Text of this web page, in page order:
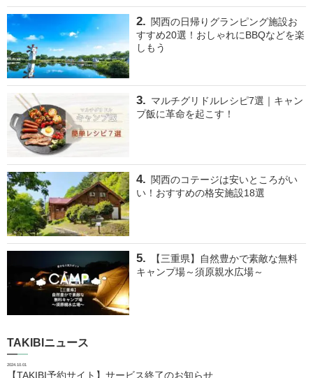
関西の日帰りグランピング施設お
すすめ20選！おしゃれにBBQなどを楽
しもう
マルチグリドルレシピ7選｜キャン
プ飯に革命を起こす！
関西のコテージは安いところがい
い！おすすめの格安施設18選
【三重県】自然豊かで素敵な無料
キャンプ場～須原親水広場～
TAKIBIニュース
2024.10.01
【TAKIBI予約サイト】サービス終了のお知らせ